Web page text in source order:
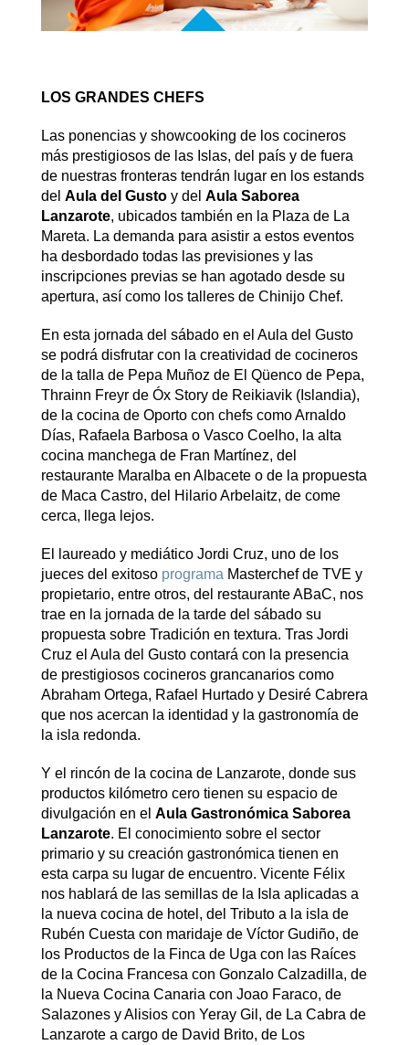
LOS GRANDES CHEFS
Las ponencias y showcooking de los cocineros
más prestigiosos de las Islas, del país y de fuera
de nuestras fronteras tendrán lugar en los estands
del Aula del Gustoy del Aula Saborea
Lanzarote, ubicados también en la Plaza de La
Mareta. La demanda para asistir a estos eventos
ha desbordado todas las previsiones y las
inscripciones previas se han agotado desde su
apertura, así como los talleres de Chinijo Chef.
En esta jornada del sábado en el Aula del Gusto
se podrá disfrutar con la creatividad de cocineros
de la talla de Pepa Muñoz de El Qüenco de Pepa,
Thrainn Freyr de Óx Story de Reikiavik (Islandia),
de la cocina de Oporto con chefs como Arnaldo
Días, Rafaela Barbosa o Vasco Coelho, la alta
cocina manchega de Fran Martínez, del
restaurante Maralba en Albacete o de la propuesta
de Maca Castro, del Hilario Arbelaitz, de come
cerca, llega lejos.
El laureado y mediático Jordi Cruz, uno de los
jueces del exitoso programa Masterchef de TVE y
propietario, entre otros, del restaurante ABaC, nos
trae en la jornada de la tarde del sábado su
propuesta sobre Tradición en textura. Tras Jordi
Cruz el Aula del Gusto contará con la presencia
de prestigiosos cocineros grancanarios como
Abraham Ortega, Rafael Hurtado y Desiré Cabrera
que nos acercan la identidad y la gastronomía de
la isla redonda.
Y el rincón de la cocina de Lanzarote, donde sus
productos kilómetro cero tienen su espacio de
divulgación en el Aula Gastronómica Saborea
Lanzarote. El conocimiento sobre el sector
primario y su creación gastronómica tienen en
esta carpa su lugar de encuentro. Vicente Félix
nos hablará de las semillas de la Isla aplicadas a
la nueva cocina de hotel, del Tributo a la isla de
Rubén Cuesta con maridaje de Víctor Gudiño, de
los Productos de la Finca de Uga con las Raíces
de la Cocina Francesa con Gonzalo Calzadilla, de
la Nueva Cocina Canaria con Joao Faraco, de
Salazones y Alisios con Yeray Gil, de La Cabra de
Lanzarote a cargo de David Brito, de Los